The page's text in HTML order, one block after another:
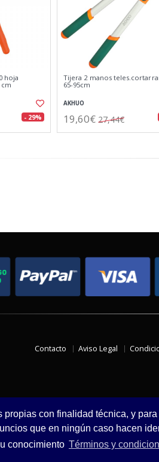
propias con finalidad técnica, y
que en ningún caso hacen
conocimiento Términos y
hoja
- 29%
Tijera 2 manos
65-95cm
AKHUO
19,60€ 27,44€
Contacto Aviso Legal